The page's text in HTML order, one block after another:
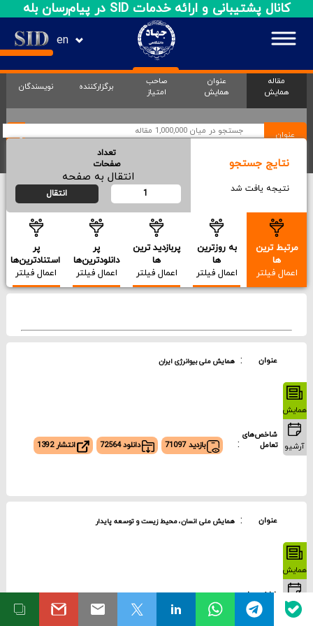
کانال پشتیبانی و ارائه خدمات SID در پیام‌رسان بله
مقاله
همایش
عنوان
همایش
صاحب
امتیاز
برگزارکننده نویسندگان
عنوان
نتایج جستجو
674
نتیجه یافت شد
مرتبط ترین
ها
اعمال فیلتر
به روزترین
ها
اعمال فیلتر
پربازدید ترین
ها
اعمال فیلتر
پر
دانلودترین‌ها
اعمال فیلتر
پر
استنادترین‌ها
اعمال فیلتر
تعداد صفحات
انتقال به صفحه
فیلترها/جستجو در نتایج
گروه تخصصی
فنی و مهندسی 157
علوم پایه 69
هنر و معماری 22
سایر 11
همایش
آرشیو
تعامل
بازدید 71097 دانلود 72564 انتشار 1392
همایش
آرشیو
تعامل
: بازدید 175844 دانلود 43162 انتشار 1388